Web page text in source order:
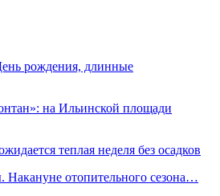
рождения, длинные
на Ильинской площади
теплая неделя без осадков
Накануне отопительного сезона…